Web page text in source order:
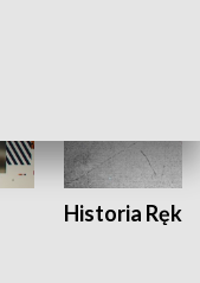
Historia Ręką